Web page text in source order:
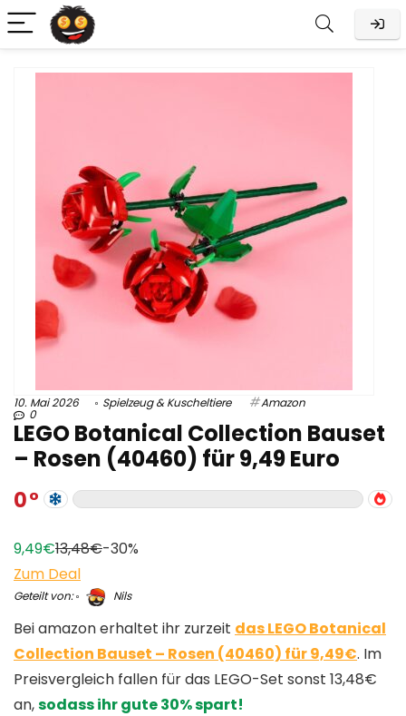
10. Mai 2026 Spielzeug & Kuscheltiere Amazon
0
LEGO Botanical Collection Bauset
– Rosen (40460) für 9,49 Euro
0
9,49€13,48€-30%
Zum Deal
Geteilt von: Nils
Bei amazon erhaltet ihr zurzeit das LEGO Botanical
Collection Bauset – Rosen (40460) für 9,49€. Im
Preisvergleich fallen für das LEGO-Set sonst 13,48€
an,sodass ihr gute 30% spart!